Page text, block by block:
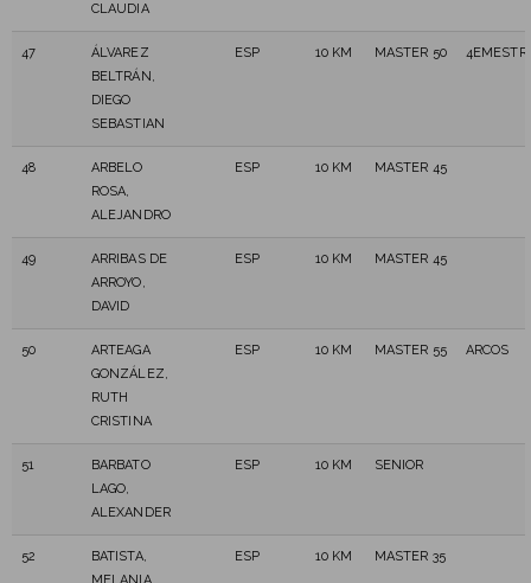
CLAUDIA
47
ÁLVAREZ
BELTRÁN,
DIEGO
SEBASTIAN
ESP 10 KM MASTER 50
48
ARBELO
ROSA,
ALEJANDRO
ESP 10 KM MASTER 45
49
ARRIBAS DE
ARROYO,
DAVID
ESP 10 KM MASTER 45
50
ARTEAGA
GONZÁLEZ,
RUTH
CRISTINA
ESP 10 KM MASTER 55 ARCOS
51
BARBATO
LAGO,
ALEXANDER
ESP 10 KM SENIOR
52
BATISTA,
ESP 10 KM MASTER 35